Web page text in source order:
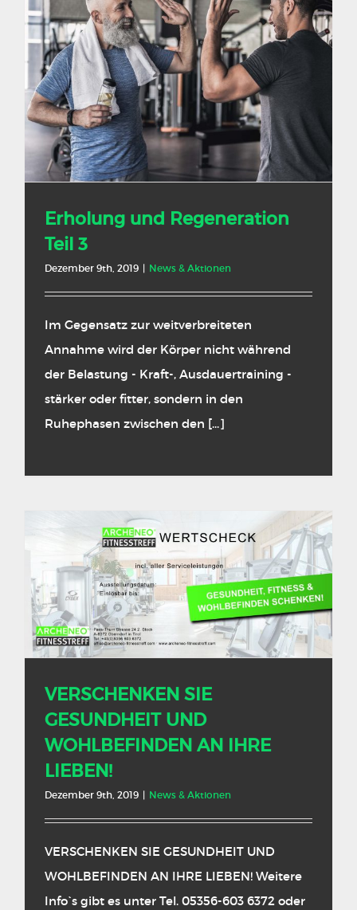
Erholung und Regeneration
Teil 3
Dezember 9th, 2019 | News & Aktionen
Im Gegensatz zur weitverbreiteten
Annahme wird der Körper nicht während
der Belastung - Kraft-, Ausdauertraining -
stärker oder fitter, sondern in den
Ruhephasen zwischen den [...]
VERSCHENKEN SIE
GESUNDHEIT UND
WOHLBEFINDEN AN IHRE
LIEBEN!
Dezember 9th, 2019 | News & Aktionen
VERSCHENKEN SIE GESUNDHEIT UND
WOHLBEFINDEN AN IHRE LIEBEN! Weitere
Info`s gibt es unter Tel. 05356-603 6372 oder